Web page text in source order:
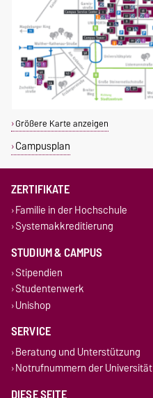
Größere Karte anzeigen
Campusplan
ZERTIFIKATE
Familie in der Hochschule
Systemakkreditierung
STUDIUM & CAMPUS
Stipendien
Studentenwerk
Unishop
SERVICE
Beratung und Unterstützung
Notrufnummern der Universität